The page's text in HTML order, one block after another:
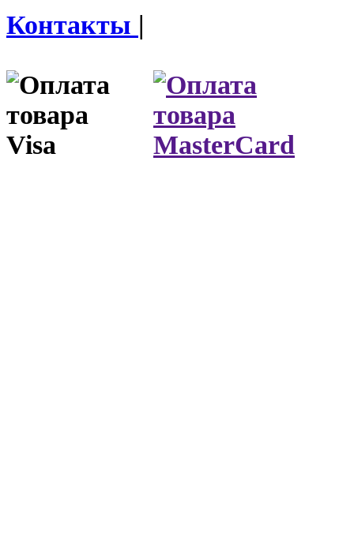
Контакты |